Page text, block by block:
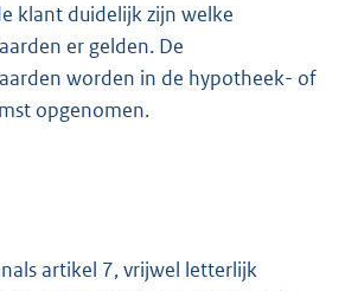
klant duidelijk zijn welke
er gelden. De
worden in de hypotheek- of
opgenomen.
artikel 7, vrijwel letterlijk